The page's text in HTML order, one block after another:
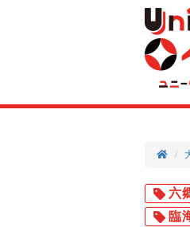
六
臨